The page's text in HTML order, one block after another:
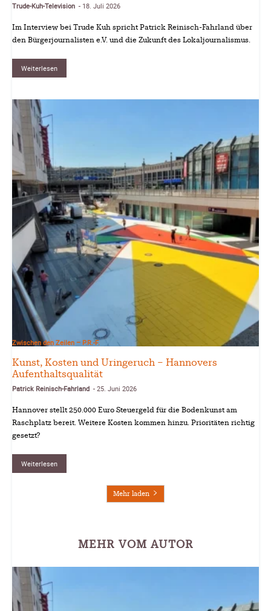
Trude-Kuh-Television - 18. Juli 2026
Im Interview bei Trude Kuh spricht Patrick Reinisch-Fahrland über
den Bürgerjournalisten e.V. und die Zukunft des Lokaljournalismus.
Weiterlesen
Zwischen den Zeilen – P.R.-F.
Kunst, Kosten und Uringeruch – Hannovers
Aufenthaltsqualität
Patrick Reinisch-Fahrland - 25. Juni 2026
Hannover stellt 250.000 Euro Steuergeld für die Bodenkunst am
Raschplatz bereit. Weitere Kosten kommen hinzu. Prioritäten richtig
gesetzt?
Weiterlesen
Mehr laden
MEHR VOM AUTOR